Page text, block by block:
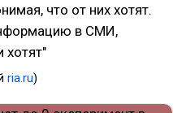
что от них хотят.
в СМИ,
хотят"
ria.ru)